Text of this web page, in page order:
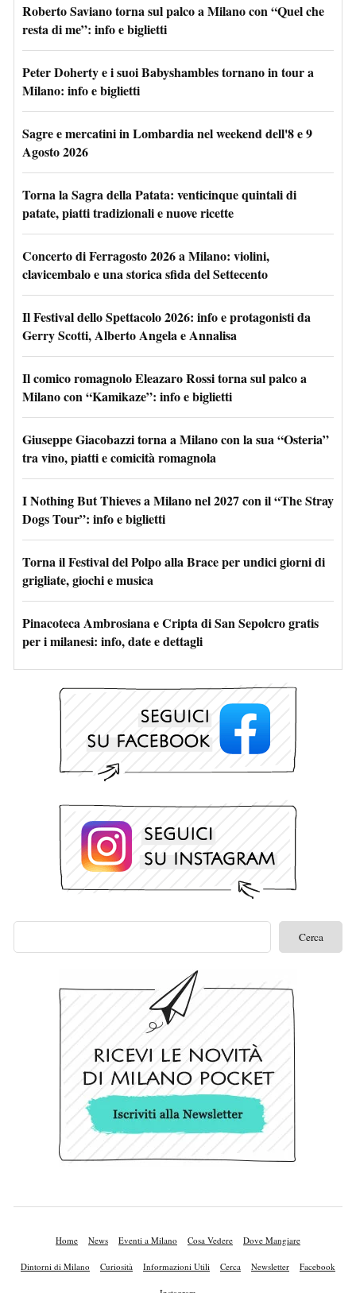
Roberto Saviano torna sul palco a Milano con “Quel che
resta di me”: info e biglietti
Peter Doherty e i suoi Babyshambles tornano in tour a
Milano: info e biglietti
Sagre e mercatini in Lombardia nel weekend dell'8 e 9
Agosto 2026
Torna la Sagra della Patata: venticinque quintali di
patate, piatti tradizionali e nuove ricette
Concerto di Ferragosto 2026 a Milano: violini,
clavicembalo e una storica sfida del Settecento
Il Festival dello Spettacolo 2026: info e protagonisti da
Gerry Scotti, Alberto Angela e Annalisa
Il comico romagnolo Eleazaro Rossi torna sul palco a
Milano con “Kamikaze”: info e biglietti
Giuseppe Giacobazzi torna a Milano con la sua “Osteria”
tra vino, piatti e comicità romagnola
I Nothing But Thieves a Milano nel 2027 con il “The Stray
Dogs Tour”: info e biglietti
Torna il Festival del Polpo alla Brace per undici giorni di
grigliate, giochi e musica
Pinacoteca Ambrosiana e Cripta di San Sepolcro gratis
per i milanesi: info, date e dettagli
Home News Eventi a Milano Cosa Vedere Dove Mangiare
Dintorni di Milano Curiosità Informazioni Utili Cerca Newsletter Facebook